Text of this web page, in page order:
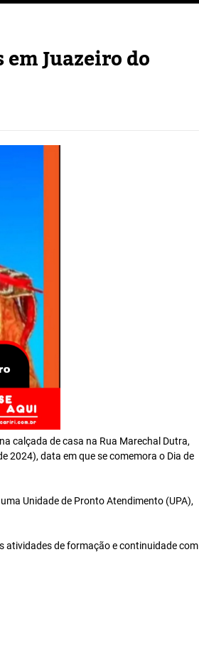
Juazeiro do
calçada de casa na Rua Marechal Dutra,
2024), data em que se comemora o Dia de
Unidade de Pronto Atendimento (UPA),
atividades de formação e continuidade com